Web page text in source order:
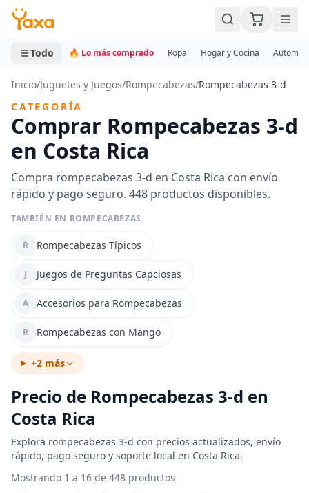
MINI CARRITO
0 productos
Todo 🔥 Lo más comprado Ropa Hogar y Cocina
Inicio/Juguetes y Juegos/Rompecabezas/Rompecabezas 3-d
CATEGORÍA
Comprar Rompecabezas 3-d
en Costa Rica
Compra rompecabezas 3-d en Costa Rica con envío
rápido y pago seguro. 448 productos disponibles.
TAMBIÉN EN ROMPECABEZAS
R Rompecabezas Típicos
J Juegos de Preguntas Capciosas
A Accesorios para Rompecabezas
R Rompecabezas con Mango
+2 más
Precio de Rompecabezas 3-d en
Costa Rica
Explora rompecabezas 3-d con precios actualizados, envío
rápido, pago seguro y soporte local en Costa Rica.
Mostrando 1 a 16 de 448 productos